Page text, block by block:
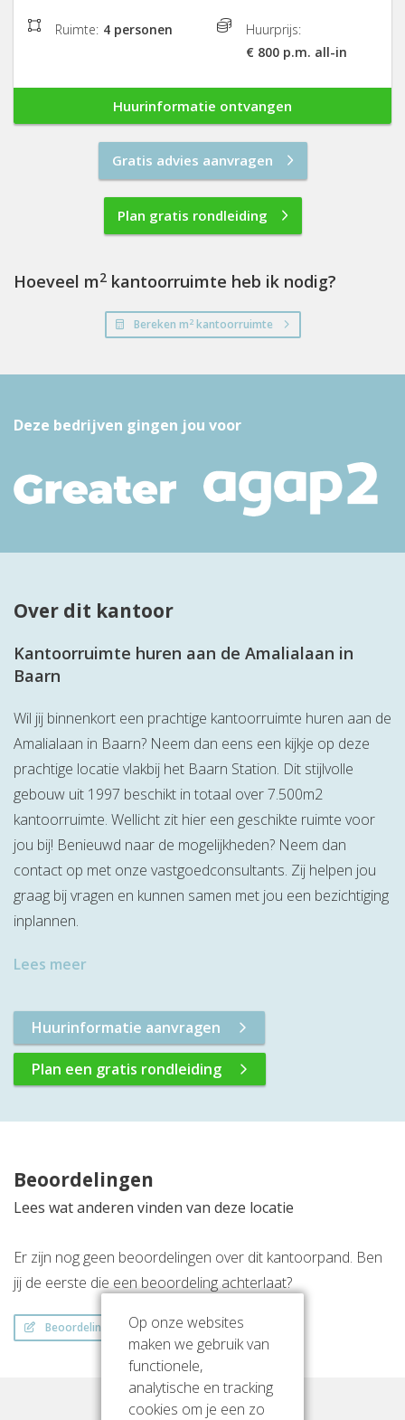
Ruimte: 4 personen
Huurprijs:
€ 800 p.m. all-in
Huurinformatie ontvangen
Gratis advies aanvragen
Plan gratis rondleiding
Hoeveel m2 kantoorruimte heb ik nodig?
Bereken m2kantoorruimte
Deze bedrijven gingen jou voor
Over dit kantoor
Kantoorruimte huren aan de Amalialaan in
Baarn
Wil jij binnenkort een prachtige kantoorruimte huren aan de
Amalialaan in Baarn? Neem dan eens een kijkje op deze
prachtige locatie vlakbij het Baarn Station. Dit stijlvolle
gebouw uit 1997 beschikt in totaal over 7.500m2
kantoorruimte. Wellicht zit hier een geschikte ruimte voor
jou bij! Benieuwd naar de mogelijkheden? Neem dan
contact op met onze vastgoedconsultants. Zij helpen jou
graag bij vragen en kunnen samen met jou een bezichtiging
inplannen.
Lees meer
Huurinformatie aanvragen
Plan een gratis rondleiding
Beoordelingen
Lees wat anderen vinden van deze locatie
Er zijn nog geen beoordelingen over dit kantoorpand. Ben
jij de eerste die een beoordeling achterlaat?
Beoordeling schrijvenOp onze websites
maken we gebruik van
functionele,
analytische en tracking
cookies om je een zo